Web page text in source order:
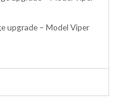
upgrade – Model Viper